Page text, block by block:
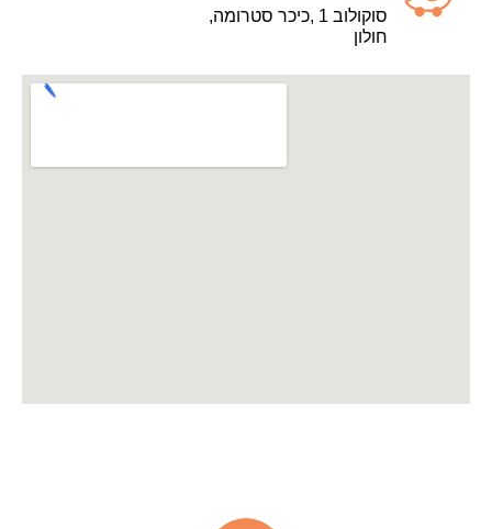
סוקולוב 1 ,כיכר סטרומה,
חולון